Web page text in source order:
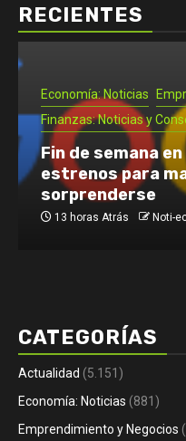
RECIENTES
Economía: Noticias
Finanzas: Noticias y
Fin de semana
estrenos para
sorprenderse
13 horas Atrás Noti-
CATEGORÍAS
Actualidad (5.151)
Economía: Noticias (881)
Emprendimiento y Negocios